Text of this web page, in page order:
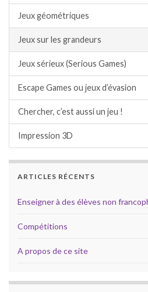
Jeux géométriques
Jeux sur les grandeurs
Jeux sérieux (Serious Games)
Escape Games ou jeux d’évasion
Chercher, c’est aussi un jeu !
Impression 3D
ARTICLES RÉCENTS
Enseigner à des élèves non
Compétitions
A propos de ce site